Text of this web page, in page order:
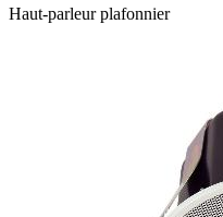
Haut-parleur plafonnier